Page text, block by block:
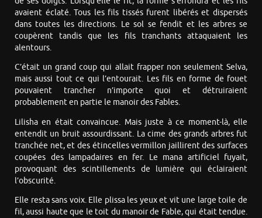
avaient éclaté. Tous les fils tissés furent libérés et dispersés
dans toutes les directions. Le sol se fendit et les arbres se
coupèrent tandis que les fils tranchants attaquaient les
alentours.
C’était un grand coup qui allait frapper non seulement Selva,
mais aussi tout ce qui l’entourait. Les fils en forme de fouet
pouvaient trancher n’importe quoi et détruiraient
probablement en partie le manoir des Fables.
Lilisha en était convaincue. Mais juste à ce moment-là, elle
entendit un bruit assourdissant. La cime des grands arbres fut
tranchée net, et des étincelles vermillon jaillirent des surfaces
coupées des lampadaires en fer. Le mana artificiel fuyait,
provoquant des scintillements de lumière qui éclairaient
l’obscurité.
Elle resta sans voix. Elle plissa les yeux et vit une large toile de
fil, aussi haute que le toit du manoir de Fable, qui était tendue.